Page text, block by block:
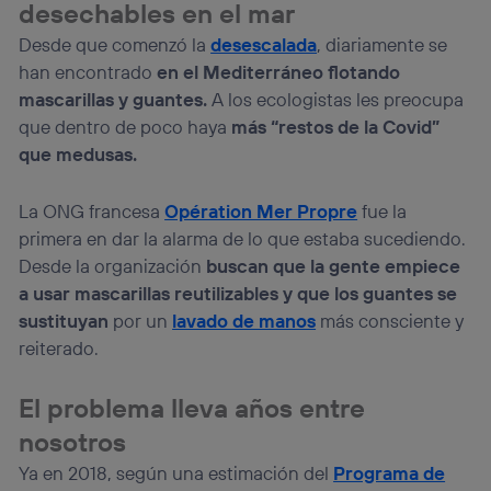
desechables en el mar
Desde que comenzó ladesescalada, diariamente se
han encontradoen el Mediterráneo flotando
mascarillas y guantes.A los ecologistas les preocupa
que dentro de poco haya más “restos de la Covid”
que medusas.
La ONG francesaOpération Mer Proprefue la
primera en dar la alarma de lo que estaba sucediendo.
Desde la organización buscan que la gente empiece
a usar mascarillas reutilizables y que los guantes se
sustituyan por un lavado de manos más consciente y
reiterado.
El problema lleva años entre
nosotros
Ya en 2018, según una estimación del Programa de